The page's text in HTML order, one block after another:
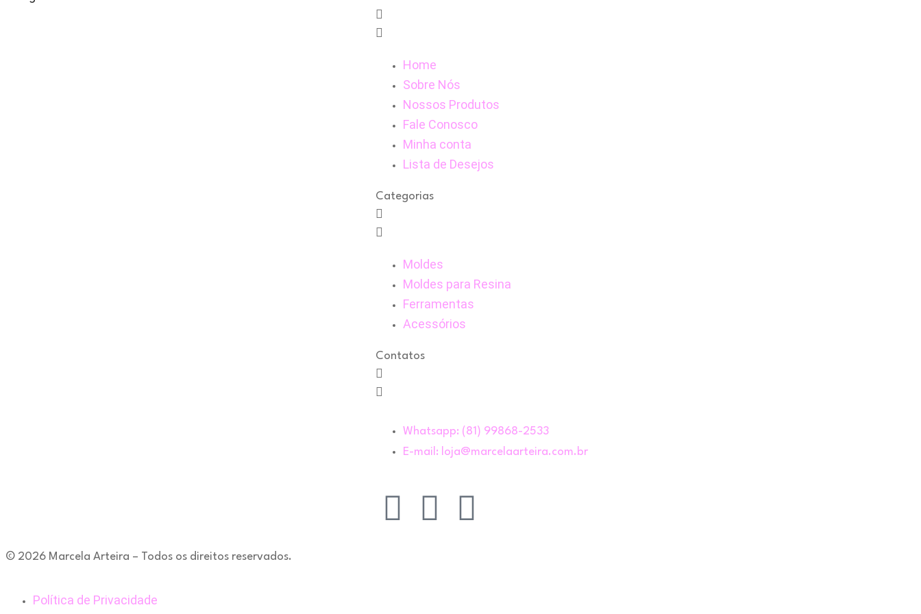
Home
Sobre Nós
Nossos Produtos
Fale Conosco
Minha conta
Lista de Desejos
Categorias
Moldes
Moldes para Resina
Ferramentas
Acessórios
Contatos
Whatsapp: (81) 99868-2533
E-mail: loja@marcelaarteira.com.br
© 2026 Marcela Arteira – Todos os direitos reservados.
Política de Privacidade